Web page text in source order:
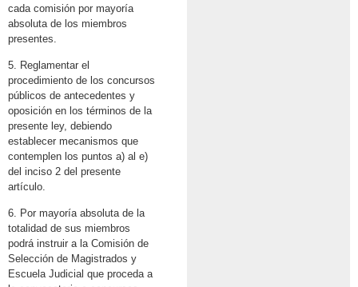
cada comisión por mayoría
absoluta de los miembros
presentes.
5. Reglamentar el
procedimiento de los concursos
públicos de antecedentes y
oposición en los términos de la
presente ley, debiendo
establecer mecanismos que
contemplen los puntos a) al e)
del inciso 2 del presente
artículo.
6. Por mayoría absoluta de la
totalidad de sus miembros
podrá instruir a la Comisión de
Selección de Magistrados y
Escuela Judicial que proceda a